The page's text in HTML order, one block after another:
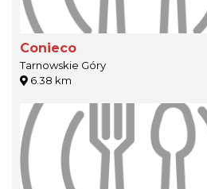
Conieco
Tarnowskie Góry
6.38 km